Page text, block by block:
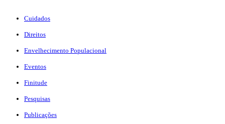
Cuidados
Direitos
Envelhecimento Populacional
Eventos
Finitude
Pesquisas
Publicações